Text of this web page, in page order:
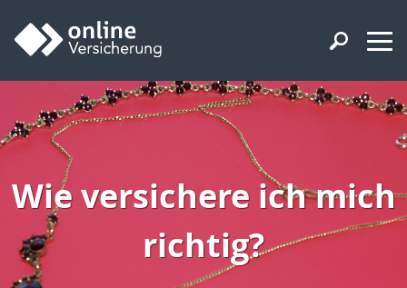
Wie versichere ich mich
richtig?